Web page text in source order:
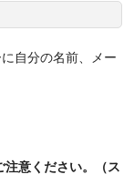
自分の名前、メー
注意ください。（ス